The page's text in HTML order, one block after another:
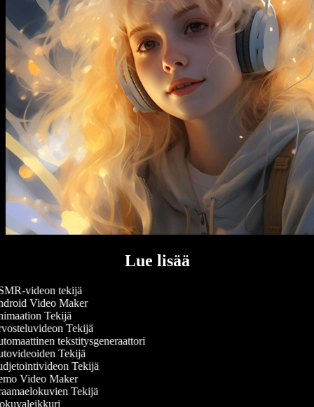
Lue lisää
videon tekijä
Video Maker
Tekijä
Tekijä
tekstitysgeneraattori
Tekijä
Tekijä
Video Maker
Tekijä